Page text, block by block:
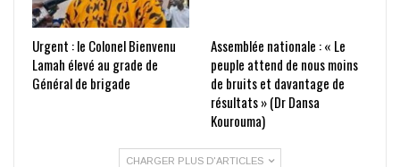
Urgent : le Colonel Bienvenu
Lamah élevé au grade de
Général de brigade
Assemblée nationale : « Le
peuple attend de nous moins
de bruits et davantage de
résultats » (Dr Dansa
Kourouma)
CHARGER PLUS D'ARTICLES